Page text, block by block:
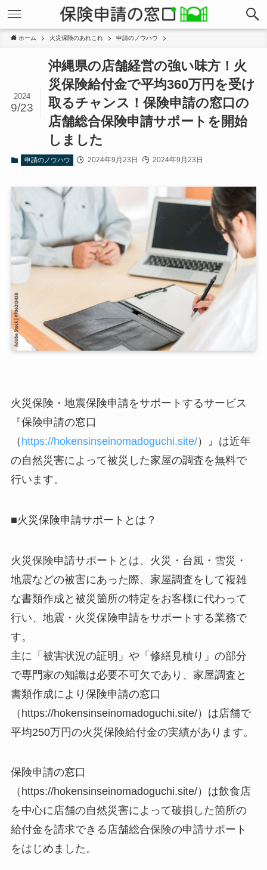
ホーム 火災保険のあれこれ 申請のノウハウ
沖縄県の店舗経営の強い味方！火
災保険給付金で平均360万円を受け
取るチャンス！保険申請の窓口の
店舗総合保険申請サポートを開始
しました
2024
9/23
申請のノウハウ 2024年9月23日 2024年9月23日
火災保険・地震保険申請をサポートするサービス
『保険申請の窓口
（ https://hokensinseinomadoguchi.site/）』は近年
の自然災害によって被災した家屋の調査を無料で
行います。
■火災保険申請サポートとは？
火災保険申請サポートとは、火災・台風・雪災・
地震などの被害にあった際、家屋調査をして複雑
な書類作成と被災箇所の特定をお客様に代わって
行い、地震・火災保険申請をサポートする業務で
す。
主に「被害状況の証明」や「修繕見積り」の部分
で専門家の知識は必要不可欠であり、家屋調査と
書類作成により保険申請の窓口
（https://hokensinseinomadoguchi.site/）は店舗で
平均250万円の火災保険給付金の実績があります。
保険申請の窓口
（https://hokensinseinomadoguchi.site/）は飲食店
を中心に店舗の自然災害によって破損した箇所の
給付金を請求できる店舗総合保険の申請サポート
をはじめました。